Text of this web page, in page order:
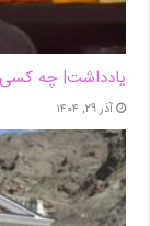
یادداشت| ‌چه کسی
آذر ۲۹, ۱۴۰۴